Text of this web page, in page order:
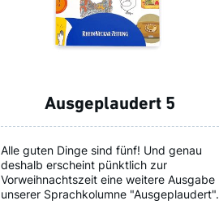
Ausgeplaudert 5
Alle guten Dinge sind fünf! Und genau
deshalb erscheint pünktlich zur
Vorweihnachtszeit eine weitere Ausgabe
unserer Sprachkolumne "Ausgeplaudert".